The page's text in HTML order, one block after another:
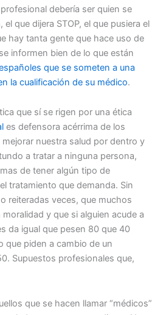
debería ser quien se
que dijera STOP, el que pusiera el
hay tanta gente que hace uso de
informen bien de lo que están
que se someten a una
la cualificación de su médico.
que sí se rigen por una ética
es defensora acérrima de los
nuestra salud por dentro y
a tratar a ninguna persona,
de tener algún tipo de
tratamiento que demanda. Sin
reiteradas veces, que muchos
y que si alguien acude a
da igual que pesen 80 que 40
que piden a cambio de un
Supuestos profesionales que,
que se hacen llamar “médicos”